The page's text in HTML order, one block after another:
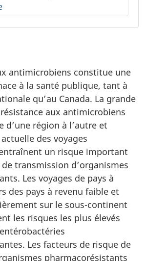
antimicrobiens constitue une
à la santé publique, tant à
qu’au Canada. La grande
aux antimicrobiens
d’une région à l’autre et
des voyages
un risque important
transmission d’organismes
Les voyages de pays à
des pays à revenu faible et
sur le sous-continent
les risques les plus élevés
Les facteurs de risque de
pharmacorésistants